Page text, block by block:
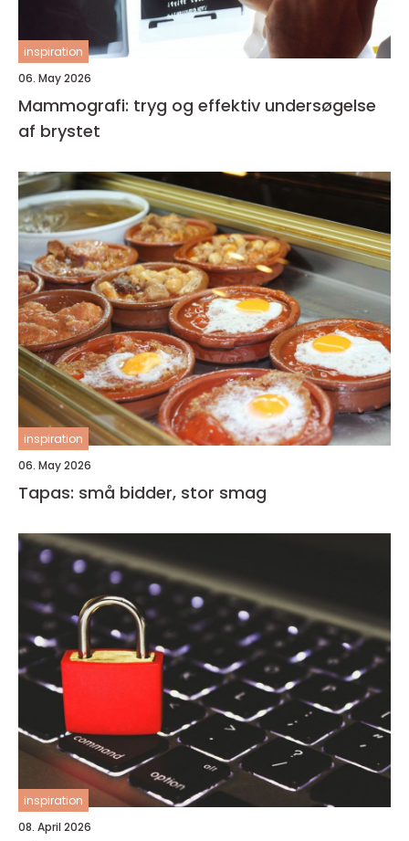
inspiration
06. May 2026
Mammografi: tryg og effektiv undersøgelse
af brystet
inspiration
06. May 2026
Tapas: små bidder, stor smag
inspiration
08. April 2026